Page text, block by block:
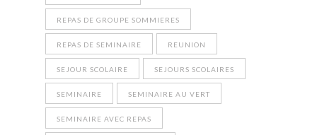
REPAS DE GROUPE SOMMIERES
REPAS DE SEMINAIRE REUNION
SEJOUR SCOLAIRE SEJOURS SCOLAIRES
SEMINAIRE SEMINAIRE AU VERT
SEMINAIRE AVEC REPAS